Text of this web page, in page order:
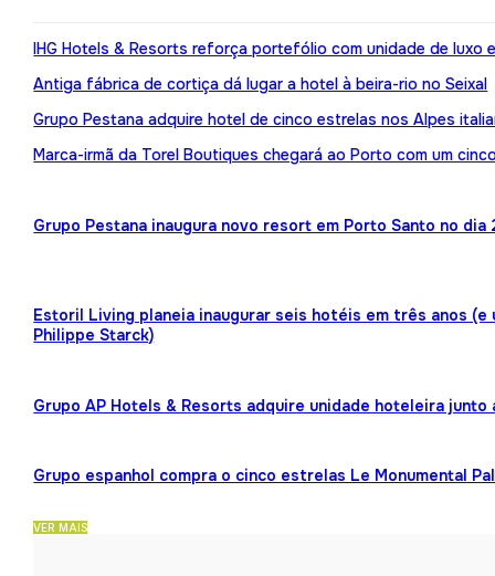
IHG Hotels & Resorts reforça portefólio com unidade de luxo
Antiga fábrica de cortiça dá lugar a hotel à beira-rio no Seixal
Grupo Pestana adquire hotel de cinco estrelas nos Alpes
Marca-irmã da Torel Boutiques chegará ao Porto com um
Grupo Pestana inaugura novo resort em Porto Santo no dia
Estoril Living planeia inaugurar seis hotéis em três anos (e
Philippe Starck)
Grupo AP Hotels & Resorts adquire unidade hoteleira
Grupo espanhol compra o cinco estrelas Le Monumental
VER MAIS